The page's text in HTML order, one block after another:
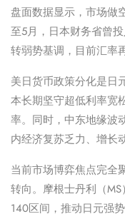
盘面数据显示，市场做
至5月，日本财务省曾
转弱势基调，目前汇率
美日货币政策分化是日
本长期坚守超低利率宽
率。同时，中东地缘波
内经济复苏乏力、增长
当前市场博弈焦点完全
转向。 摩根士丹利（MS）
140区间，推动日元强势